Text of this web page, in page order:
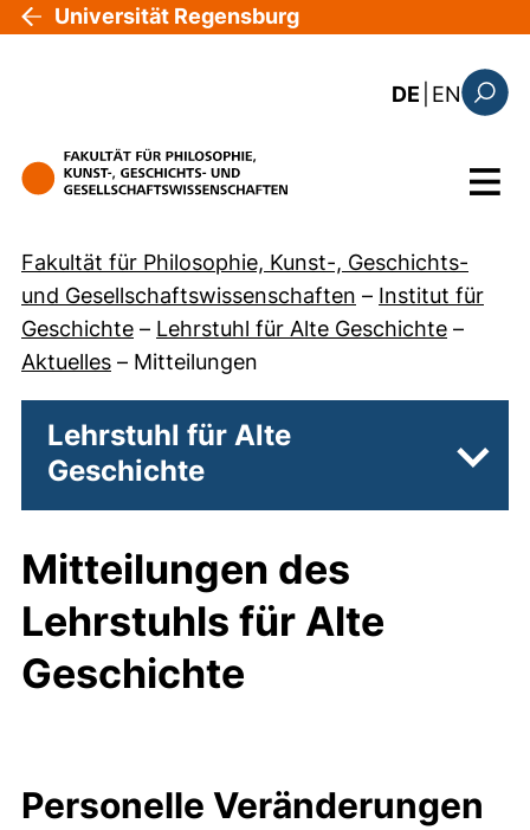
Direkt zum Inhalt
Universität Regensburg
DE EN: the
Menü
Fakultät für Philosophie, Kunst-, Geschichts-
und Gesellschaftswissenschaften – Institut für
Geschichte – Lehrstuhl für Alte Geschichte –
Aktuelles – Mitteilungen
Lehrstuhl für Alte
Geschichte
Mitteilungen des
Lehrstuhls für Alte
Geschichte
Personelle Veränderungen